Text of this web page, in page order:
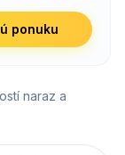
ponuku
naraz a